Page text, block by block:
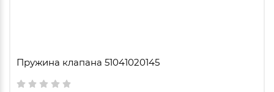
Пружина клапана 51041020145